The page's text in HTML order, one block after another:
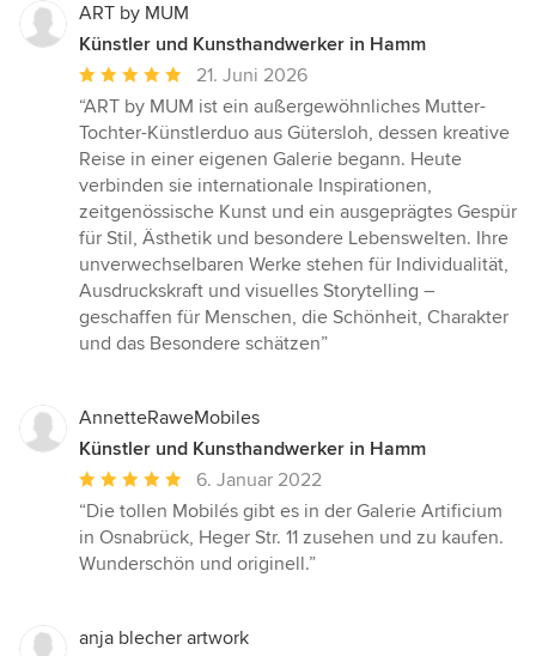
ART by MUM
Künstler und Kunsthandwerker in Hamm
Durchschnittliche
Bewertung:
5
von
5
Sternen
21. Juni 2026
“ART by MUM ist ein außergewöhnliches Mutter-
Tochter-Künstlerduo aus Gütersloh, dessen kreative
Reise in einer eigenen Galerie begann. Heute
verbinden sie internationale Inspirationen,
zeitgenössische Kunst und ein ausgeprägtes Gespür
für Stil, Ästhetik und besondere Lebenswelten. Ihre
unverwechselbaren Werke stehen für Individualität,
Ausdruckskraft und visuelles Storytelling –
geschaffen für Menschen, die Schönheit, Charakter
und das Besondere schätzen”
AnnetteRaweMobiles
Künstler und Kunsthandwerker in Hamm
Durchschnittliche
Bewertung:
5
von
6. Januar 2022
“Die tollen Mobilés gibt es in der Galerie Artificium
in Osnabrück, Heger Str. 11 zusehen und zu kaufen.
Wunderschön und originell.”
anja blecher artwork